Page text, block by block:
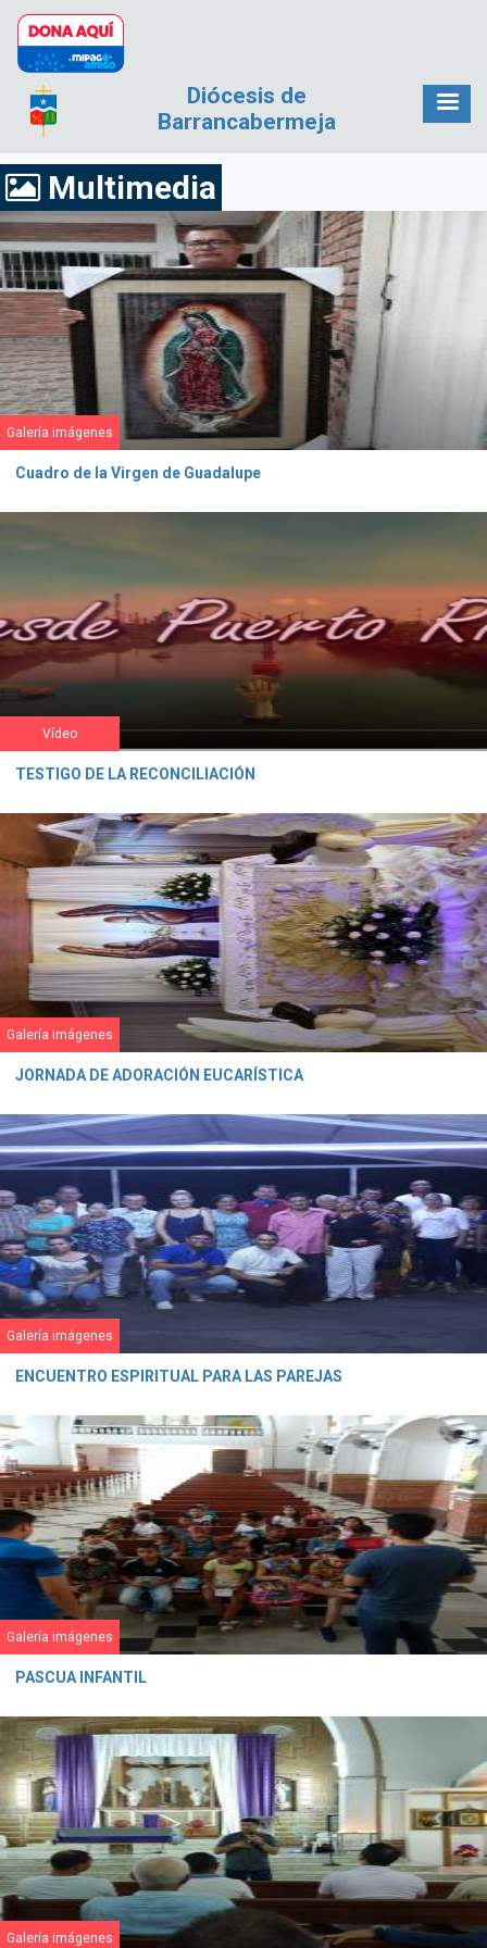
Pasar al contenido principal
Diócesis de
Barrancabermeja
Multimedia
Galería imágenes
Cuadro de la Virgen de Guadalupe
Vídeo
TESTIGO DE LA RECONCILIACIÓN
Galería imágenes
JORNADA DE ADORACIÓN EUCARÍSTICA
Galería imágenes
ENCUENTRO ESPIRITUAL PARA LAS PAREJAS
Galería imágenes
PASCUA INFANTIL
Galería imágenes